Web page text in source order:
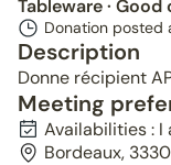
Tableware·
Donation posted
Description
Donne récipient
Meeting
Availabilities : I
Bordeaux,